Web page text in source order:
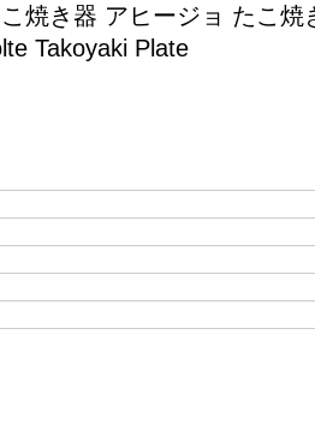
焼き器 アヒージョ たこ
Takoyaki Plate